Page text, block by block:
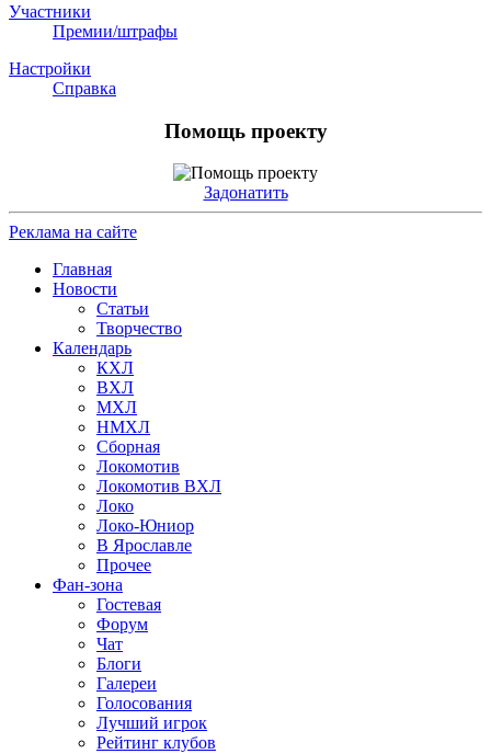
Участники
Премии/штрафы
Настройки
Справка
Помощь проекту
Задонатить
Реклама на сайте
Главная
Новости
Статьи
Творчество
Календарь
КХЛ
ВХЛ
МХЛ
НМХЛ
Сборная
Локомотив
Локомотив ВХЛ
Локо
Локо-Юниор
В Ярославле
Прочее
Фан-зона
Гостевая
Форум
Чат
Блоги
Галереи
Голосования
Лучший игрок
Рейтинг клубов